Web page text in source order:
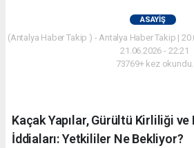
ASAYIŞ
(Antalya Haber Takip ) - Antalya Haber Takip |
21.06.2026 - 22:21
73769+ kez okundu.
Kaçak Yapılar, Gürültü Kirliliği ve
İddiaları: Yetkililer Ne Bekliyor?